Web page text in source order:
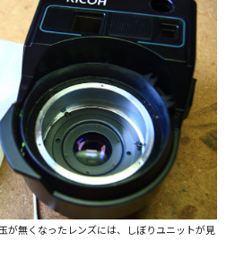
が無くなったレンズには、しぼりユニットが見